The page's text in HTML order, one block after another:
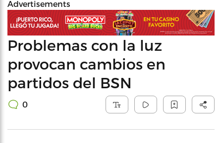
Advertisements
Problemas con la luz
provocan cambios en
partidos del BSN
0